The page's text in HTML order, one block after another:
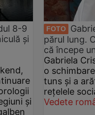
8-9
și
și
FOTO
părul lung.
că începe
Gabriela
o
tuns și a
rețelele
Vedete